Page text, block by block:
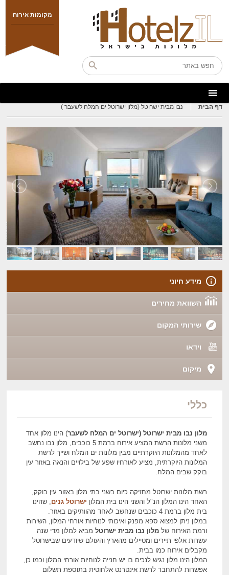
מקומות אירוח
דף הבית נבו מבית ישרוטל (מלון ישרוטל ים המלח לשעבר )
מידע חיוני
השוואת מחירים
שירותי המקום
וידאו
מיקום
כללי
מלון נבו מבית ישרוטל (ישרוטל ים המלח לשעבר) הינו מלון אחד
משני מלונות הרשת המציע אירוח ברמת 5 כוכבים, מלון נבו נחשב
לאחד מהמלונות היוקרתיים מבין מלונות ים המלח ושייך לרשת
המלונות היוקרתית, מציע לאורחיו שפע של בילויים והנאה באזור עין
בוקק שבים המלח.
רשת מלונות ישרוטל מחזיקה כיום בשני בתי מלון באזור עין בוקק,
האחד הינו המלון הנ"ל והשני הינו בית המלון ישרוטל גנים, שהינו
בית מלון ברמת 4 כוכבים שנחשב לאחד מהוותיקים באזור.
במלון ניתן למצוא ספא מפנק ואיכותי לנוחיות אורחי המלון, השירות
ורמת האירוח שלמלון נבו מבית ישרוטל מביא למלון מדי שנה
עשרות אלפי תיירים ומטיילים מהארץ והעולם שיודעים שבישרוטל
מקבלים אירוח כמו בבית.
המלון הינו מלון נגיש לנכים בו יש חנייה לנוחיות אורחי המלון וכמו כן,
אפשרות להתחבר לרשת אינטרנט אלחוטית בתוספת תשלום